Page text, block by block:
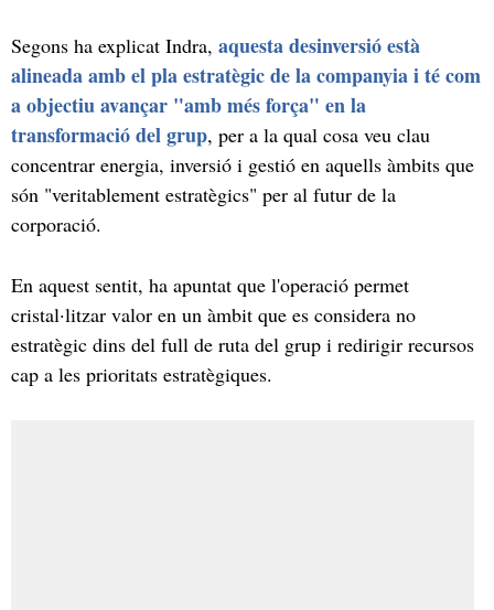
Segons ha explicat Indra, aquesta desinversió està
alineada amb el pla estratègic de la companyia i té com
a objectiu avançar "amb més força" en la
transformació del grup, per a la qual cosa veu clau
concentrar energia, inversió i gestió en aquells àmbits que
són "veritablement estratègics" per al futur de la
corporació.
En aquest sentit, ha apuntat que l'operació permet
cristal·litzar valor en un àmbit que es considera no
estratègic dins del full de ruta del grup i redirigir recursos
cap a les prioritats estratègiques.